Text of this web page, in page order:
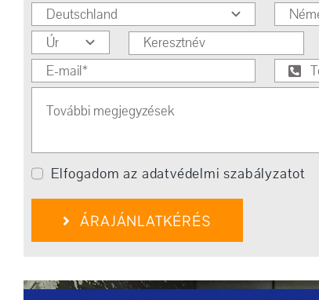
Elfogadom az adatvédelmi szabályzatot
ÁRAJÁNLATKÉRÉS